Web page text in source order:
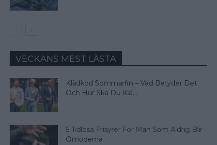
VECKANS MEST LÄSTA
Klädkod Sommarfin – Vad Betyder Det
Och Hur Ska Du Klä...
5 Tidlösa Frisyrer För Män Som Aldrig Blir
Omoderna